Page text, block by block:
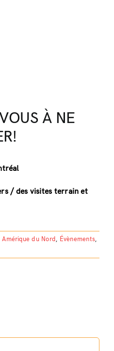
À NE
/ des visites terrain et
Amérique du Nord, Évènements,